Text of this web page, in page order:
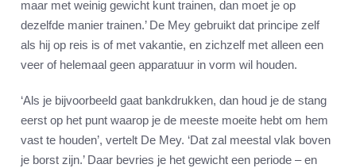
maar met weinig gewicht kunt trainen, dan moet je op
dezelfde manier trainen.’ De Mey gebruikt dat principe zelf
als hij op reis is of met vakantie, en zichzelf met alleen een
veer of helemaal geen apparatuur in vorm wil houden.
‘Als je bijvoorbeeld gaat bankdrukken, dan houd je de stang
eerst op het punt waarop je de meeste moeite hebt om hem
vast te houden’, vertelt De Mey. ‘Dat zal meestal vlak boven
je borst zijn.’ Daar bevries je het gewicht een periode – en